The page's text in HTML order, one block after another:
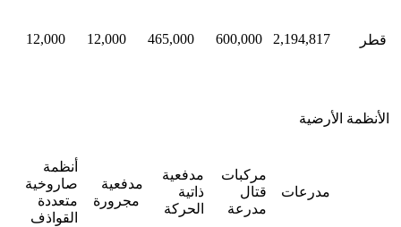
قطر 2,194,817
600,000
465,000
12,000
12,000
الأنظمة الأرضية
مدرعات
مركبات
قتال
مدرعة
مدفعية
ذاتية
الحركة
مدفعية
مجرورة
أنظمة
صاروخية
متعددة
القواذف